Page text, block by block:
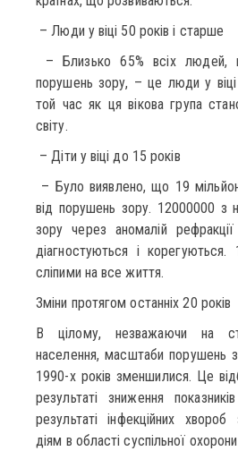
– Люди у віці 50 років і старше
– Близько 65% всіх людей,
порушень зору, – це люди у
той час як ця вікова група
світу.
– Діти у віці до 15 років
– Було виявлено, що 19
від порушень зору. 12000000 з
зору через аномалій
діагностуються і
сліпими на все життя.
Зміни протягом останніх 20 років
В цілому, незважаючи на
населення, масштаби порушень
1990-х років зменшилися. Це
результаті зниження
результаті інфекційних
діям в області суспільної